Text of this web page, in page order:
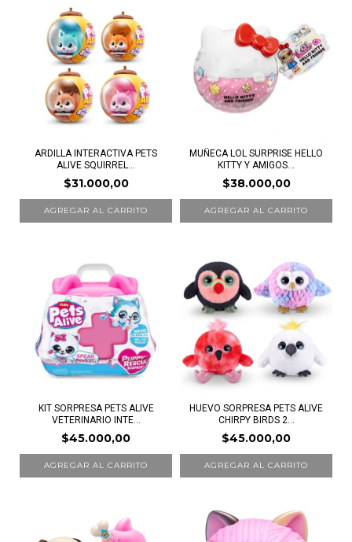
ARDILLA INTERACTIVA PETS
ALIVE SQUIRREL...
$31.000,00
MUÑECA LOL SURPRISE HELLO
KITTY Y AMIGOS...
$38.000,00
KIT SORPRESA PETS ALIVE
VETERINARIO INTE...
$45.000,00
HUEVO SORPRESA PETS ALIVE
CHIRPY BIRDS 2...
$45.000,00